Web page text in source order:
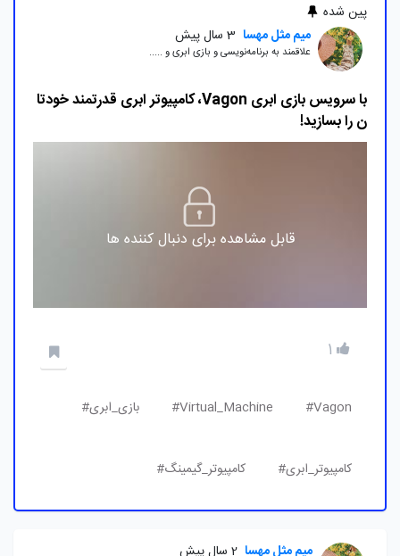
پین شده
میم مثل مهسا 3 سال پیش
علاقمند به برنامه‌نویسی و بازی ابری و .....
با سرویس بازی ابری Vagon، کامپیوتر ابری قدرتمند خودتا
ن را بسازید!
قابل مشاهده برای دنبال کننده ها
1
Vagon#
Virtual_Machine# بازی_ابری#
کامپیوتر_ابری# کامپیوتر_گیمینگ#